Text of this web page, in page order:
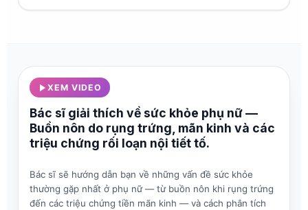
và tiêu chuẩn hóa dấu ấn sinh học sức khỏe phụ
XEM VIDEO
Bác sĩ giải thích về sức khỏe phụ nữ —
Buồn nôn do rụng trứng, mãn kinh và các
triệu chứng rối loạn nội tiết tố.
Bác sĩ sẽ hướng dẫn bạn về những vấn đề sức khỏe
thường gặp nhất ở phụ nữ — từ buồn nôn khi rụng trứng
đến các triệu chứng tiền mãn kinh — và cách phân tích